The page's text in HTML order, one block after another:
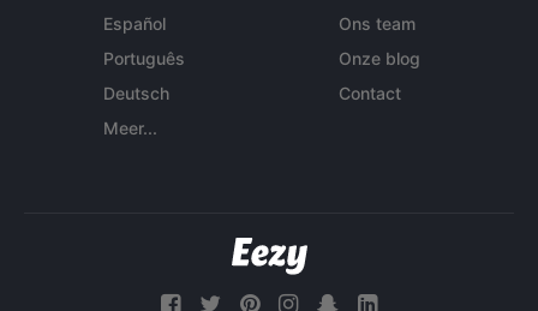
Español
Português
Deutsch
Meer...
Ons team
Onze blog
Contact